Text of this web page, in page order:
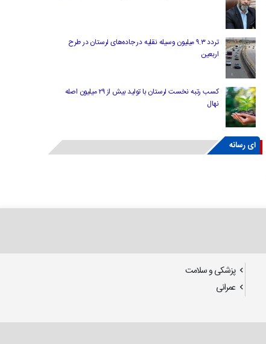
تردد ۹.۳ میلیون وسیله نقلیه در جاده‌های لرستان در طرح
اربعین
کسب رتبه نخست لرستان با تولید بیش از ۲۹ میلیون اصله
نهال
ای رسانه
پزشکی و سلامت
عمرانی